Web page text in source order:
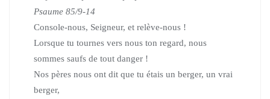
Psaume 85/9-14
Console-nous, Seigneur, et relève-nous !
Lorsque tu tournes vers nous ton regard, nous
sommes saufs de tout danger !
Nos pères nous ont dit que tu étais un berger, un vrai
berger,